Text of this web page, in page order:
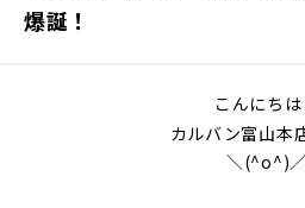
爆誕！
こんにちは
カルバン富山本
＼(^o^)／